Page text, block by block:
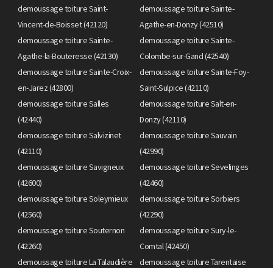
demoussage toiture Saint-
Vincent-de-Boisset (42120)
demoussage toiture Sainte-
Agathe-en-Donzy (42510)
demoussage toiture Sainte-
Agathe-la-Bouteresse (42130)
demoussage toiture Sainte-
Colombe-sur-Gand (42540)
demoussage toiture Sainte-Croix-
en-Jarez (42800)
demoussage toiture Sainte-Foy-
Saint-Sulpice (42110)
demoussage toiture Salles
(42440)
demoussage toiture Salt-en-
Donzy (42110)
demoussage toiture Salvizinet
(42110)
demoussage toiture Sauvain
(42990)
demoussage toiture Savigneux
(42600)
demoussage toiture Sevelinges
(42460)
demoussage toiture Soleymieux
(42560)
demoussage toiture Sorbiers
(42290)
demoussage toiture Souternon
(42260)
demoussage toiture Sury-le-
Comtal (42450)
demoussage toiture La Talaudière
demoussage toiture Tarentaise